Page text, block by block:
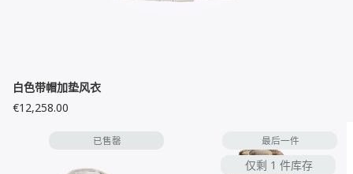
白色带帽加垫风衣
€12,258.00
已售罄
仅剩 1 件库存
最后一件